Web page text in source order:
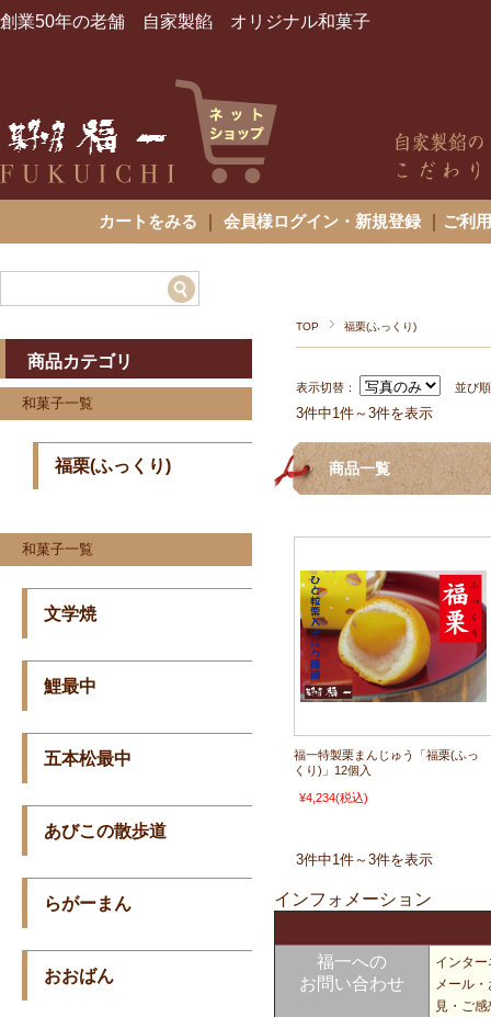
創業50年の老舗 自家製餡 オリジナル和菓子
カートをみる 会員様ログイン・新規登録 ご利
TOP 福栗(ふっくり)
表示切替： 並び
3件中1件～3件を表示
商品一覧
福一特製栗まんじゅう「福栗(ふっ
くり)」12個入
¥4,234(税込)
3件中1件～3件を表示
インフォメーション
福一への
お問い合わせ
インタ
メール
見・ご
商品カテゴリ
和菓子一覧
福栗(ふっくり)
和菓子一覧
文学焼
鯉最中
五本松最中
あびこの散歩道
らがーまん
おおばん